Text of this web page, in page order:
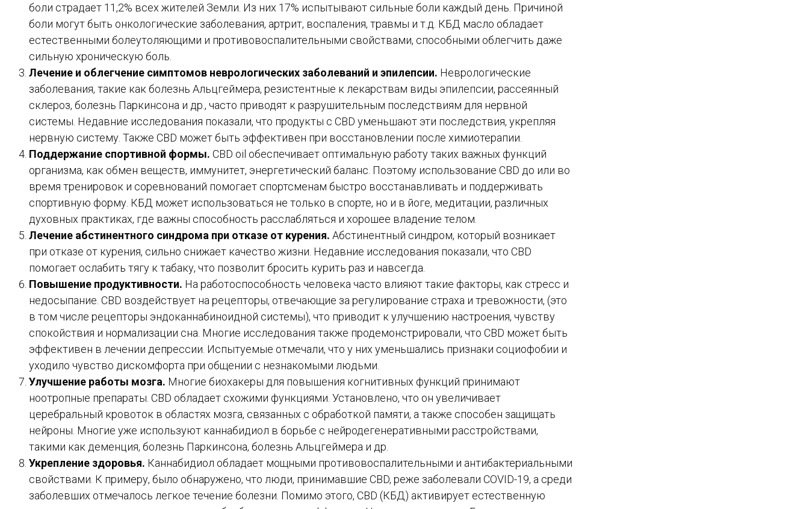
боли страдает 11,2% всех жителей Земли. Из них 17% испытывают сильные боли каждый день. Причиной
боли могут быть онкологические заболевания, артрит, воспаления, травмы и т.д. КБД масло обладает
естественными болеутоляющими и противовоспалительными свойствами, способными облегчить даже
сильную хроническую боль.
Лечение и облегчение симптомов неврологических заболеваний и эпилепсии. Неврологические
заболевания, такие как болезнь Альцгеймера, резистентные к лекарствам виды эпилепсии, рассеянный
склероз, болезнь Паркинсона и др., часто приводят к разрушительным последствиям для нервной
системы. Недавние исследования показали, что продукты с CBD уменьшают эти последствия, укрепляя
нервную систему. Также CBD может быть эффективен при восстановлении после химиотерапии.
Поддержание спортивной формы. CBD oil обеспечивает оптимальную работу таких важных функций
организма, как обмен веществ, иммунитет, энергетический баланс. Поэтому использование CBD до или во
время тренировок и соревнований помогает спортсменам быстро восстанавливать и поддерживать
спортивную форму. КБД может использоваться не только в спорте, но и в йоге, медитации, различных
духовных практиках, где важны способность расслабляться и хорошее владение телом.
Лечение абстинентного синдрома при отказе от курения. Абстинентный синдром, который возникает
при отказе от курения, сильно снижает качество жизни. Недавние исследования показали, что CBD
помогает ослабить тягу к табаку, что позволит бросить курить раз и навсегда.
Повышение продуктивности. На работоспособность человека часто влияют такие факторы, как стресс и
недосыпание. CBD воздействует на рецепторы, отвечающие за регулирование страха и тревожности, (это
в том числе рецепторы эндоканнабиноидной системы), что приводит к улучшению настроения, чувству
спокойствия и нормализации сна. Многие исследования также продемонстрировали, что CBD может быть
эффективен в лечении депрессии. Испытуемые отмечали, что у них уменьшались признаки социофобии и
уходило чувство дискомфорта при общении с незнакомыми людьми.
Улучшение работы мозга. Многие биохакеры для повышения когнитивных функций принимают
ноотропные препараты. CBD обладает схожими функциями. Установлено, что он увеличивает
церебральный кровоток в областях мозга, связанных с обработкой памяти, а также способен защищать
нейроны. Многие уже используют каннабидиол в борьбе с нейродегенеративными расстройствами,
такими как деменция, болезнь Паркинсона, болезнь Альцгеймера и др.
Укрепление здоровья. Каннабидиол обладает мощными противовоспалительными и антибактериальными
свойствами. К примеру, было обнаружено, что люди, принимавшие CBD, реже заболевали COVID-19, а среди
заболевших отмечалось легкое течение болезни. Помимо этого, CBD (КБД) активирует естественную